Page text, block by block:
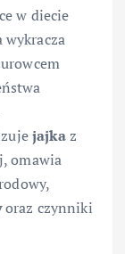
w diecie
jajkaz
omawia
oraz czynniki